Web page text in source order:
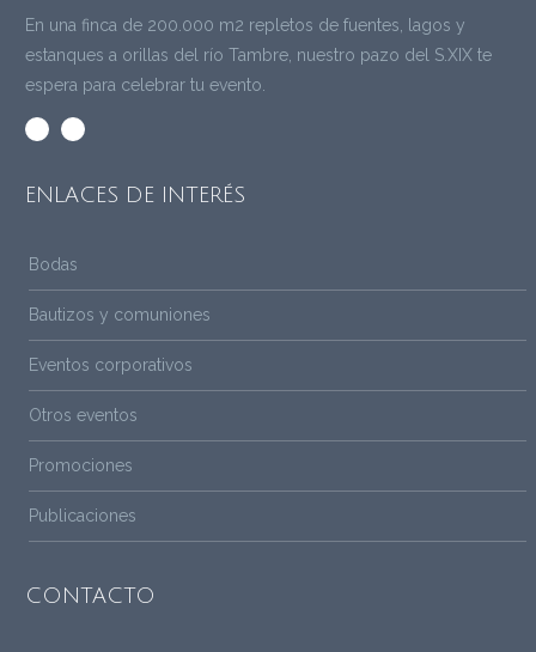
En una finca de 200.000 m2 repletos de fuentes, lagos y
estanques a orillas del río Tambre, nuestro pazo del S.XIX te
espera para celebrar tu evento.
ENLACES DE INTERÉS
Bodas
Bautizos y comuniones
Eventos corporativos
Otros eventos
Promociones
Publicaciones
CONTACTO